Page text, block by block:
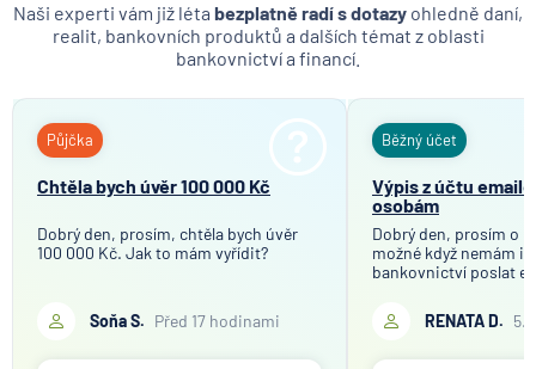
Naši experti vám již léta bezplatně radí s dotazy ohledně daní,
realit, bankovních produktů a dalších témat z oblasti
bankovnictví a financí.
Půjčka
Chtěla bych úvěr 100 000 Kč
Dobrý den, prosím, chtěla bych úvěr
100 000 Kč. Jak to mám vyřídit?
Soňa S. Před 17 hodinami
Běžný účet
Výpis z účtu
osobám
Dobrý den, prosím o
možné když nemám
bankovnictví poslat
RENATA D.